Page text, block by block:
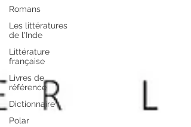
Romans
Les littératures
de l'Inde
Littérature
française
Livres de
référence
Dictionnaire
Polar